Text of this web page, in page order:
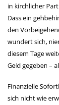
in kirchlicher
Dass ein
den
wundert sich,
diesem Tage
Geld gegeben –
Finanzielle
sich nicht wie